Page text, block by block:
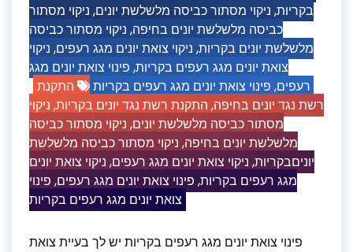
בקריות, ניקוי מסתור כביסה מלשלשת יונים, ניקוי מסתור
כביסה מלשלשת יונים בחיפה, ניקוי מסתור כביסה
מלשלשת יונים בקריות, ניקוי צואת יונים מגג רעפים, ניקוי
צואת יונים מגג רעפים בקריות, פינוי צואת יונים מגג
רעפים, פינוי צואת יונים מגג רעפים בקריות
התקנת
רשת נגד יונים בחיפה, התקנת רשת נגד יונים בקריות, ניקוי
מסתור כביסה מלשלשת יונים, ניקוי מסתור כביסה
מלשלשת יונים בחיפה, ניקוי מסתור כביסה מלשלשת
יוניםבקריות, ניקוי צואת יונים מגג רעפים, ניקוי צואת יונים
מגג רעפים בקריות, פינוי צואת יונים מגג רעפים, פינוי
צואת יונים מגג רעפים בקריות
פינוי צואת יונים מגג רעפים בקריות יש לך בעיית צואת